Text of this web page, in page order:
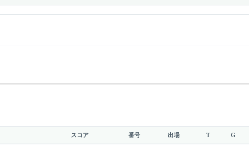
スコア 番号 出場 T G